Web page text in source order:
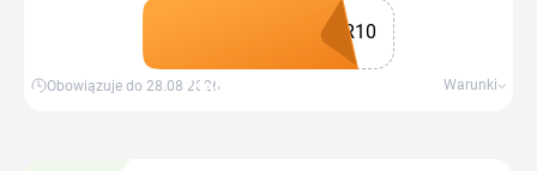
Zdobądź kupon
R10
Obowiązuje do 28.08.2026 Warunki